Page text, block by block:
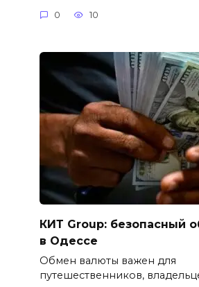
0 10
КИТ Group: безопасный
в Одессе
Обмен валюты важен для
путешественников,